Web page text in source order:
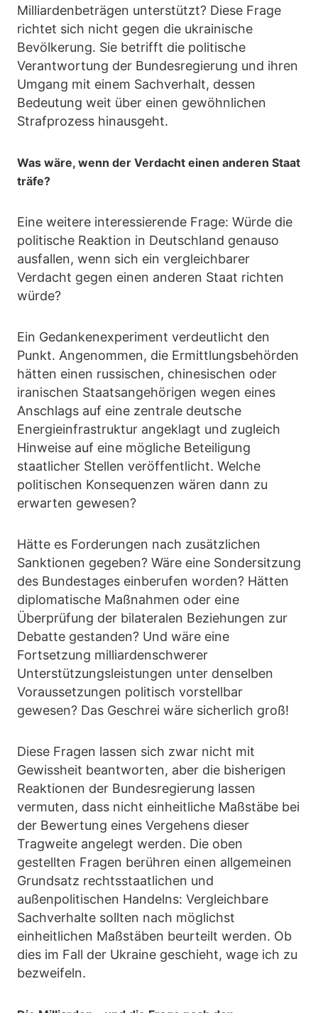
Milliardenbeträgen unterstützt? Diese Frage
richtet sich nicht gegen die ukrainische
Bevölkerung. Sie betrifft die politische
Verantwortung der Bundesregierung und ihren
Umgang mit einem Sachverhalt, dessen
Bedeutung weit über einen gewöhnlichen
Strafprozess hinausgeht.
Was wäre, wenn der Verdacht einen anderen Staat
träfe?
Eine weitere interessierende Frage: Würde die
politische Reaktion in Deutschland genauso
ausfallen, wenn sich ein vergleichbarer
Verdacht gegen einen anderen Staat richten
würde?
Ein Gedankenexperiment verdeutlicht den
Punkt. Angenommen, die Ermittlungsbehörden
hätten einen russischen, chinesischen oder
iranischen Staatsangehörigen wegen eines
Anschlags auf eine zentrale deutsche
Energieinfrastruktur angeklagt und zugleich
Hinweise auf eine mögliche Beteiligung
staatlicher Stellen veröffentlicht. Welche
politischen Konsequenzen wären dann zu
erwarten gewesen?
Hätte es Forderungen nach zusätzlichen
Sanktionen gegeben? Wäre eine Sondersitzung
des Bundestages einberufen worden? Hätten
diplomatische Maßnahmen oder eine
Überprüfung der bilateralen Beziehungen zur
Debatte gestanden? Und wäre eine
Fortsetzung milliardenschwerer
Unterstützungsleistungen unter denselben
Voraussetzungen politisch vorstellbar
gewesen? Das Geschrei wäre sicherlich groß!
Diese Fragen lassen sich zwar nicht mit
Gewissheit beantworten, aber die bisherigen
Reaktionen der Bundesregierung lassen
vermuten, dass nicht einheitliche Maßstäbe bei
der Bewertung eines Vergehens dieser
Tragweite angelegt werden. Die oben
gestellten Fragen berühren einen allgemeinen
Grundsatz rechtsstaatlichen und
außenpolitischen Handelns: Vergleichbare
Sachverhalte sollten nach möglichst
einheitlichen Maßstäben beurteilt werden. Ob
dies im Fall der Ukraine geschieht, wage ich zu
bezweifeln.